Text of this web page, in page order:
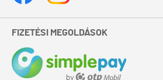
FIZETÉSI MEGOLDÁSOK